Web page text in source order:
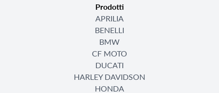
Prodotti
APRILIA
BENELLI
BMW
CF MOTO
DUCATI
HARLEY DAVIDSON
HONDA